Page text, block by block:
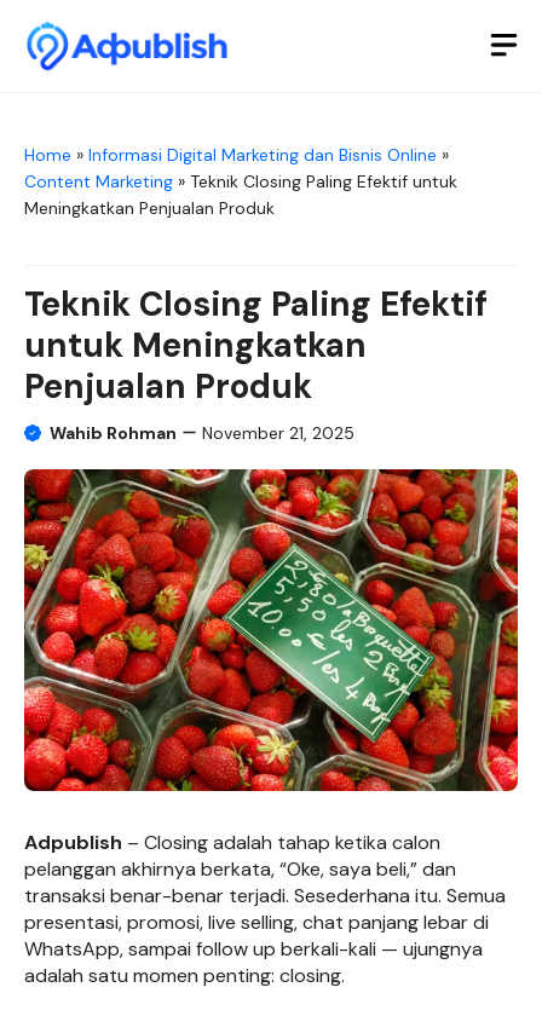
content
Home » Informasi Digital Marketing dan Bisnis Online »
Content Marketing » Teknik Closing Paling Efektif untuk
Meningkatkan Penjualan Produk
Teknik Closing Paling Efektif
untuk Meningkatkan
Penjualan Produk
Wahib Rohman November 21, 2025
Adpublish – Closing adalah tahap ketika calon
pelanggan akhirnya berkata, “Oke, saya beli,” dan
transaksi benar-benar terjadi. Sesederhana itu. Semua
presentasi, promosi, live selling, chat panjang lebar di
WhatsApp, sampai follow up berkali-kali — ujungnya
adalah satu momen penting: closing.